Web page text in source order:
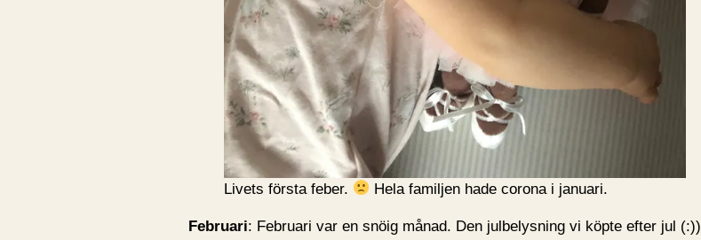
Livets första feber. Hela familjen hade corona i januari.
Februari: Februari var en snöig månad. Den julbelysning vi köpte efter jul (:))